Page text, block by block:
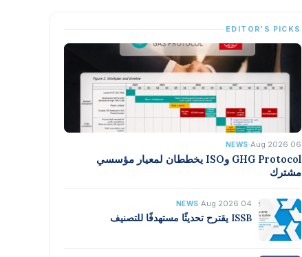
EDITOR'S PICKS
06 Aug 2026
·
NEWS
GHG Protocol وISO يخططان لمعيار مؤسسي
مشترك
04 Aug 2026
·
NEWS
ISSB يقترح تحديثًا مستهدفًا للتصنيف